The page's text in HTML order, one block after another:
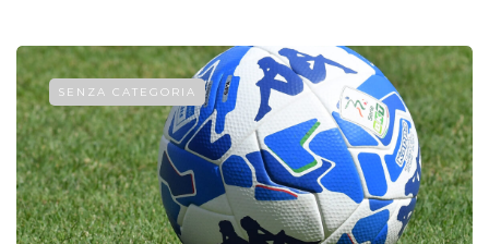
SENZA CATEGORIA